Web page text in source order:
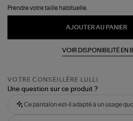
Prendre votre taille habituelle.
AJOUTER AU PANIER
VOIR DISPONIBILITÉ EN
VOTRE CONSEILLÈRE LULLI
Une question sur ce produit ?
Ce pantalon est-il adapté à un usage